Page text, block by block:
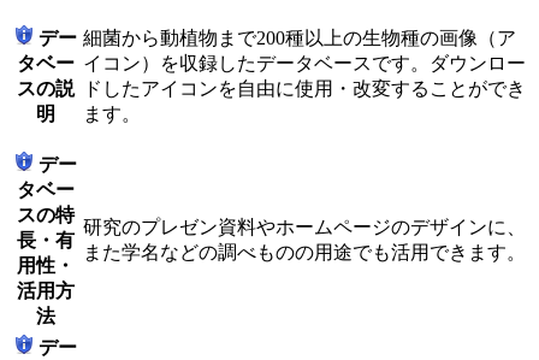
デー
タベー
スの説
明
細菌から動植物まで200種以上の生物種の画像（ア
イコン）を収録したデータベースです。ダウンロー
ドしたアイコンを自由に使用・改変することができ
ます。
デー
タベー
スの特
長・有
用性・
活用方
法
研究のプレゼン資料やホームページのデザインに、
また学名などの調べものの用途でも活用できます。
デー